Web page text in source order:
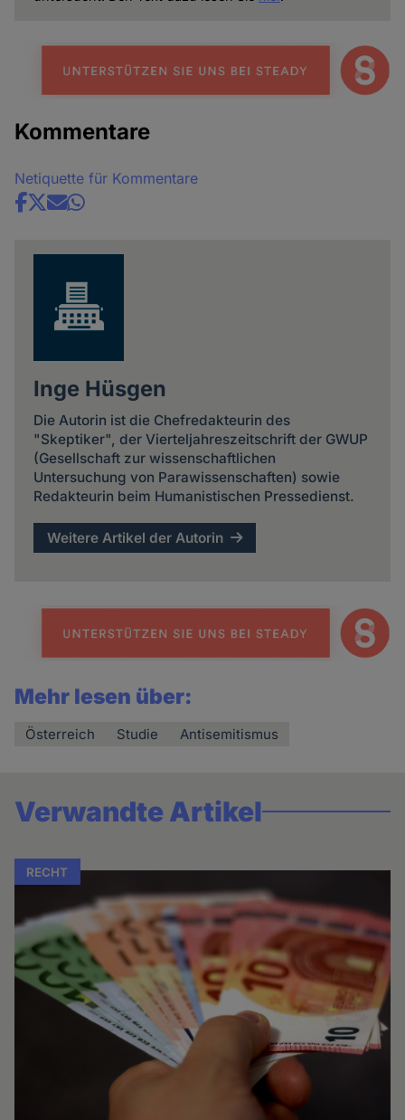
Kommentare
Netiquette für Kommentare
Share
Inge Hüsgen
Die Autorin ist die Chefredakteurin des
"Skeptiker", der Vierteljahreszeitschrift der GWUP
(Gesellschaft zur wissenschaftlichen
Untersuchung von Parawissenschaften) sowie
Redakteurin beim Humanistischen Pressedienst.
Weitere Artikel der Autorin
Mehr lesen über:
Österreich Studie Antisemitismus
Verwandte Artikel
RECHT